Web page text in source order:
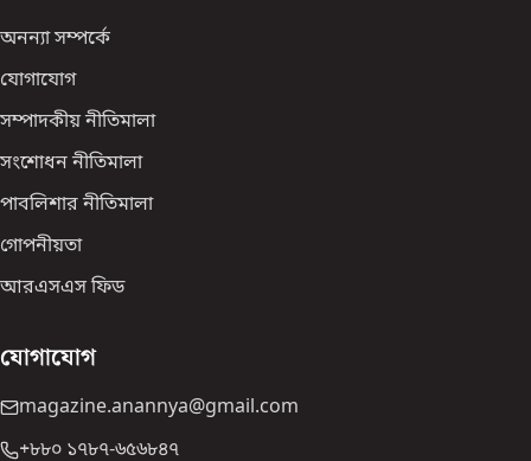
অনন্যা সম্পর্কে
যোগাযোগ
সম্পাদকীয় নীতিমালা
সংশোধন নীতিমালা
পাবলিশার নীতিমালা
গোপনীয়তা
আরএসএস ফিড
যোগাযোগ
magazine.anannya@gmail.com
+৮৮০ ১৭৮৭-৬৫৬৮৪৭